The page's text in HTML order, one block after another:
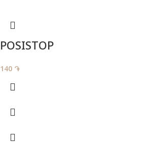
POSISTOP
140 ֏